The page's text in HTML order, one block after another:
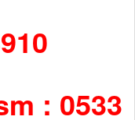
: 0533